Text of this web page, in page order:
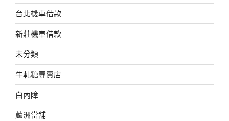
台北機車借款
新莊機車借款
未分類
牛軋糖專賣店
白內障
蘆洲當舖